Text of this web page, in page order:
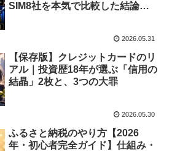
SIM8社を本気で比較した結論
2026.05.31
【保存版】クレジットカードのリ
アル｜投資歴18年が選ぶ「信用の
結晶」2枚と、3つの大罪
2026.05.30
ふるさと納税のやり方【2026
年・初心者完全ガイド】仕組み・